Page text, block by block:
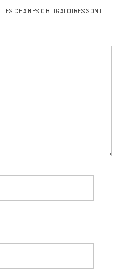
LES CHAMPS OBLIGATOIRES SONT